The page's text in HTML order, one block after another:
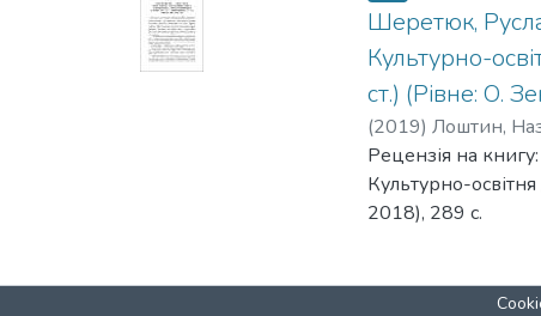
Шеретюк,
Культурно-
ст.) (Рівне: О.
(2019) Лоштин,
Рецензія на
Культурно-
2018), 289 с.